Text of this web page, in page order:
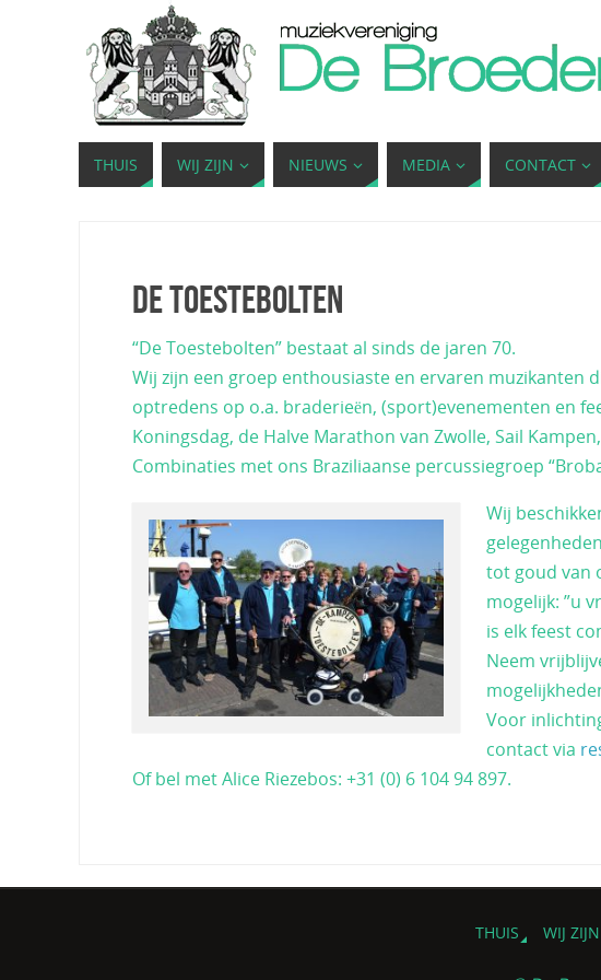
THUIS WIJ ZIJN NIEUWS MEDIA CONTACT
De Toestebolten
“De Toestebolten” bestaat al sinds de jaren 70.
Wij zijn een groep enthousiaste en ervaren muzikanten
optredens op o.a. braderieën, (sport)evenementen en
Koningsdag, de Halve Marathon van Zwolle, Sail
Combinaties met ons Braziliaanse percussiegroep
Wij
tot goud van
mogelijk: ”u
is elk feest
Neem
Voor
contact via
Of bel met Alice Riezebos: +31 (0) 6 104 94 897.
THUIS WIJ ZIJN